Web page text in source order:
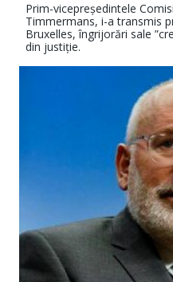
Prim-vicepreședintele
Timmermans, i-a transmis
Bruxelles, îngrijorări sale
din justiție.